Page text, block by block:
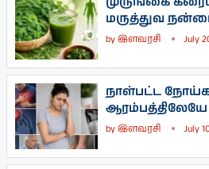
மருத்துவ
byஇளவரசி July
நாள்பட்ட
byஇளவரசி July